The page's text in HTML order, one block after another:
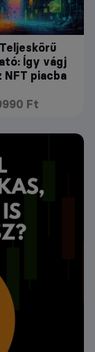
Így vágj
NFT piacba
Ft